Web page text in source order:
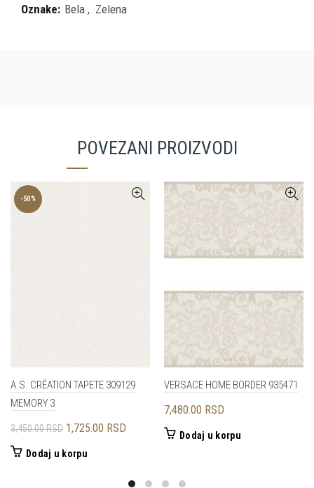
Oznake: Bela , Zelena
POVEZANI PROIZVODI
-50%
A.S. CRÉATION TAPETE 309129
MEMORY 3
3,450.00RSD Originalna
1,725.00 RSD
1,725.00 RSD.
Dodaj u korpu
VERSACE HOME BORDER 935471
7,480.00 RSD
Dodaj u korpu